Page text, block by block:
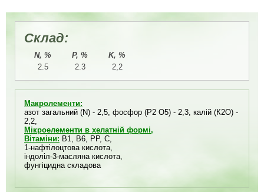
Склад:
N, %
2.5
P, %
2.3
K, %
2,2
Макролементи:
азот загальний (N) - 2,5, фосфор (Р2 О5) - 2,3, калій (К2О) -
2,2,
Мікроелементи в хелатній формі,
Вітаміни: В1, В6, РР, С,
1-нафтілоцтова кислота,
індоліл-3-масляна кислота,
фунгіцидна складова